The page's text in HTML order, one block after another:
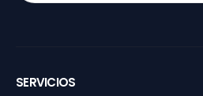
SERVICIOS